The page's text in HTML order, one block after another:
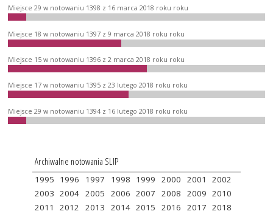
Miejsce 29 w notowaniu 1398 z 16 marca 2018 roku roku
Miejsce 18 w notowaniu 1397 z 9 marca 2018 roku roku
Miejsce 15 w notowaniu 1396 z 2 marca 2018 roku roku
Miejsce 17 w notowaniu 1395 z 23 lutego 2018 roku roku
Miejsce 29 w notowaniu 1394 z 16 lutego 2018 roku roku
Archiwalne notowania SLIP
1995 1996 1997 1998 1999 2000 2001
2002
2003 2004 2005 2006 2007 2008 2009 2010
2011
2012 2013 2014 2015 2016 2017 2018